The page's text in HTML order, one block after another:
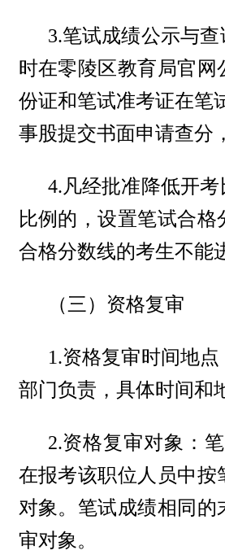
3.笔试成绩公示与
时在零陵区教育局官
份证和笔试准考证在笔
事股提交书面申请查分
4.凡经批准降低开
比例的，设置笔试合
合格分数线的考生不能
（三）资格复审
1.资格复审时间地
部门负责，具体时间和
2.资格复审对象：
在报考该职位人员中
对象。笔试成绩相同
审对象。